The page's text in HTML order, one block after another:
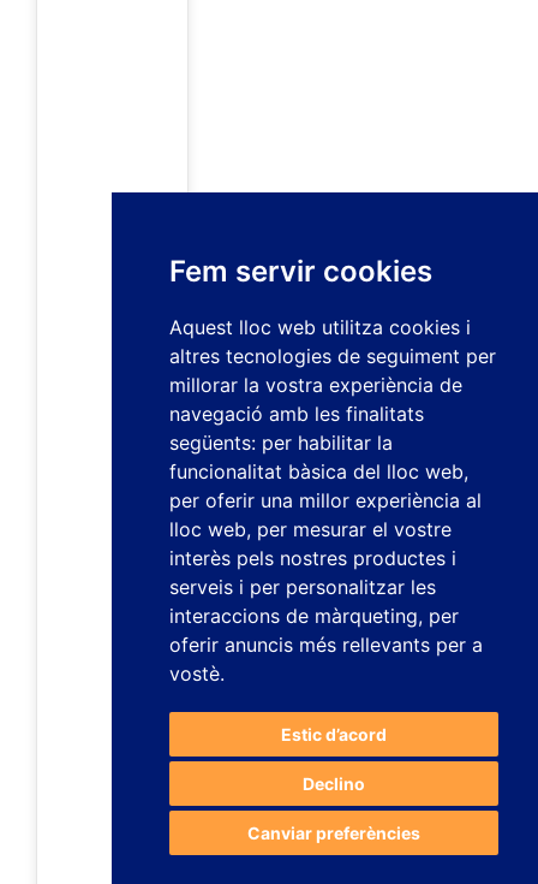
Fem servir cookies
Aquest lloc web utilitza cookies i
altres tecnologies de seguiment per
millorar la vostra experiència de
navegació amb les finalitats
següents: per habilitar la
funcionalitat bàsica del lloc web,
per oferir una millor experiència al
lloc web, per mesurar el vostre
interès pels nostres productes i
serveis i per personalitzar les
interaccions de màrqueting, per
oferir anuncis més rellevants per a
vostè.
Estic d’acord
Declino
Canviar preferències